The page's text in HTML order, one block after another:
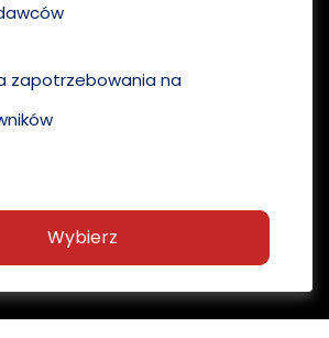
zapotrzebowania na
Wybierz